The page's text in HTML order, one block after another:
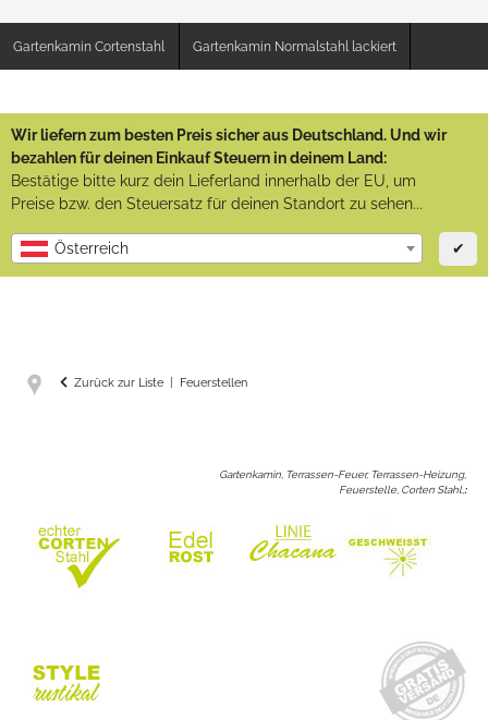
Gartenkamin Cortenstahl Gartenkamin Normalstahl lackiert
Wir liefern zum besten Preis sicher aus Deutschland. Und wir
bezahlen für deinen Einkauf Steuern in deinem Land:
Bestätige bitte kurz dein Lieferland innerhalb der EU, um
Preise bzw. den Steuersatz für deinen Standort zu sehen...
Österreich ✔
Zurück zur Liste Feuerstellen
Gartenkamin, Terrassen-Feuer, Terrassen-Heizung,
Feuerstelle, Corten Stahl,: